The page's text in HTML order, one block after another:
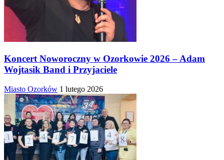
Koncert Noworoczny w Ozorkowie 2026 – Adam
Wojtasik Band i Przyjaciele
Miasto Ozorków 1 lutego 2026